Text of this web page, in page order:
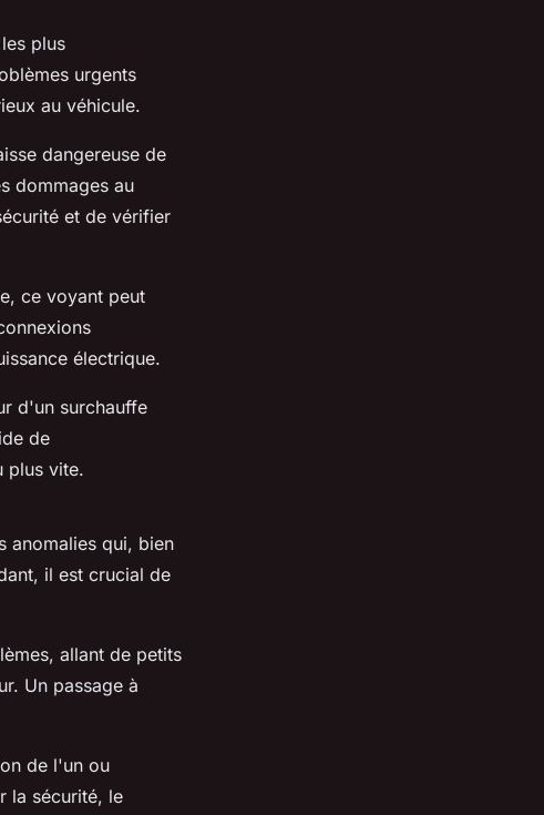
plus
urgents
au véhicule.
dangereuse de
dommages au
et de vérifier
ce voyant peut
électrique.
d'un surchauffe
de
plus vite.
anomalies qui, bien
il est crucial de
allant de petits
Un passage à
de l'un ou
la sécurité, le